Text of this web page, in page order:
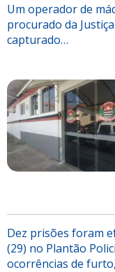
Um operador de
procurado da
capturado…
Dez prisões foram
(29) no Plantão
ocorrências de